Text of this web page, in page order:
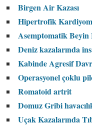
Birgen Air Kazası
Hipertrofik
Asemptomatik Beyin
Deniz kazalarında
Kabinde Agresif
Operasyonel çoklu
Romatoid artrit
Domuz Gribi
Uçak Kazalarında